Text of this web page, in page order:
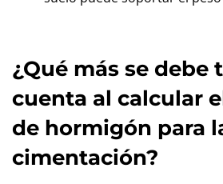
¿Qué más se debe
cuenta al calcular
de hormigón para
cimentación?